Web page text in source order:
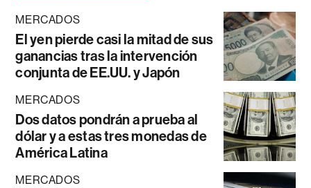
MERCADOS
El yen pierde casi la mitad de sus
ganancias tras la intervención
conjunta de EE.UU. y Japón
MERCADOS
Dos datos pondrán a prueba al
dólar y a estas tres monedas de
América Latina
MERCADOS